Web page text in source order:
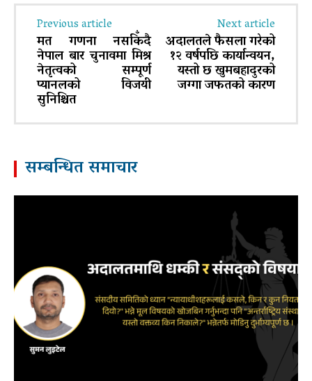
Previous article
मत गणना नसकिँदै
नेपाल बार चुनावमा मिश्र
नेतृत्वको सम्पूर्ण
प्यानलको विजयी
सुनिश्चित
Next article
अदालतले फैसला गरेको
१२ वर्षपछि कार्यान्वयन,
यस्तो छ खुमबहादुरको
जग्गा जफतको कारण
सम्बन्धित समाचार